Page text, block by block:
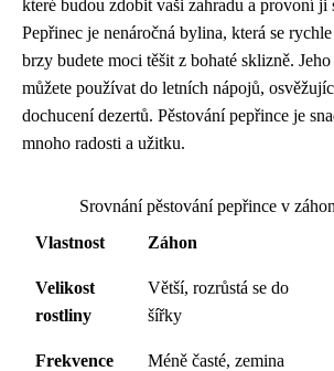
které budou zdobit vaši zahradu a provoní
Pepřinec je nenáročná bylina, která se
brzy budete moci těšit z bohaté sklizně.
můžete používat do letních nápojů,
dochucení dezertů. Pěstování pepřince je
mnoho radosti a užitku.
Srovnání pěstování pepřince v
Vlastnost
Záhon
Velikost
rostliny
Větší, rozrůstá se do
šířky
Frekvence
Méně časté, zemina